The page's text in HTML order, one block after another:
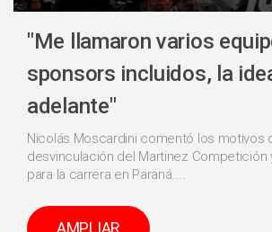
"Me llamaron varios
sponsors incluidos, la
adelante"
Nicolás Moscardini comentó los motivos
desvinculación del Martinez Competición
para la carrera en Paraná....
AMPLIAR